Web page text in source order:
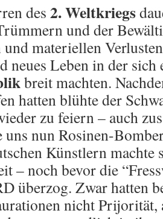
des 2. Weltkriegs
und der
und materiellen
neues Leben in der
breit machten.
hatten blühte der
zu feiern – auch
nun Rosinen-
Künstlern
– noch bevor die
überzog. Zwar hatten
nicht Prijorität,